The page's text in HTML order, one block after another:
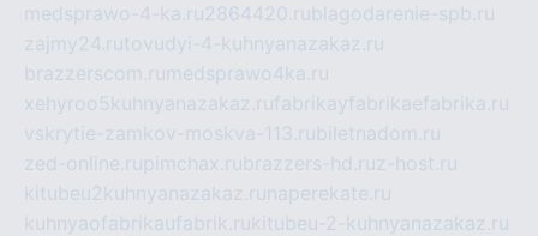
medsprawo-4-ka.ru2864420.rublagodarenie-spb.ru
zajmy24.rutovudyi-4-kuhnyanazakaz.ru
brazzerscom.ru medsprawo4ka.ru
xehyroo5kuhnyanazakaz.rufabrikayfabrikaefabrika.ru
vskrytie-zamkov-moskva-113.rubiletnadom.ru
zed-online.rupimchax.rubrazzers-hd.ruz-host.ru
kitubeu2kuhnyanazakaz.ru naperekate.ru
kuhnyaofabrikaufabrik.rukitubeu-2-kuhnyanazakaz.ru